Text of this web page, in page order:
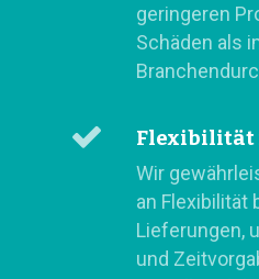
geringeren
Schäden als
Flexibilität
Wir
an Flexibilität
Lieferungen,
und